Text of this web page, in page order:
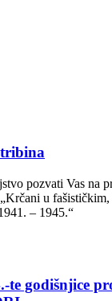
pozvati Vas na
u
– 1945.“
te godišnjice